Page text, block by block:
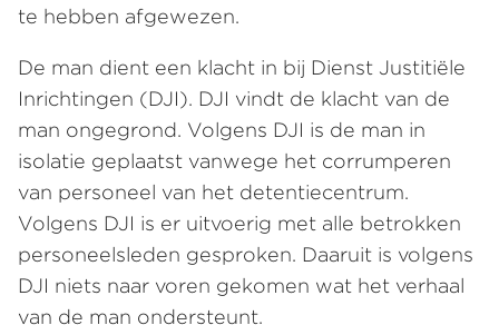
te hebben afgewezen.
De man dient een klacht in bij Dienst Justitiële
Inrichtingen (DJI). DJI vindt de klacht van de
man ongegrond. Volgens DJI is de man in
isolatie geplaatst vanwege het corrumperen
van personeel van het detentiecentrum.
Volgens DJI is er uitvoerig met alle betrokken
personeelsleden gesproken. Daaruit is volgens
DJI niets naar voren gekomen wat het verhaal
van de man ondersteunt.